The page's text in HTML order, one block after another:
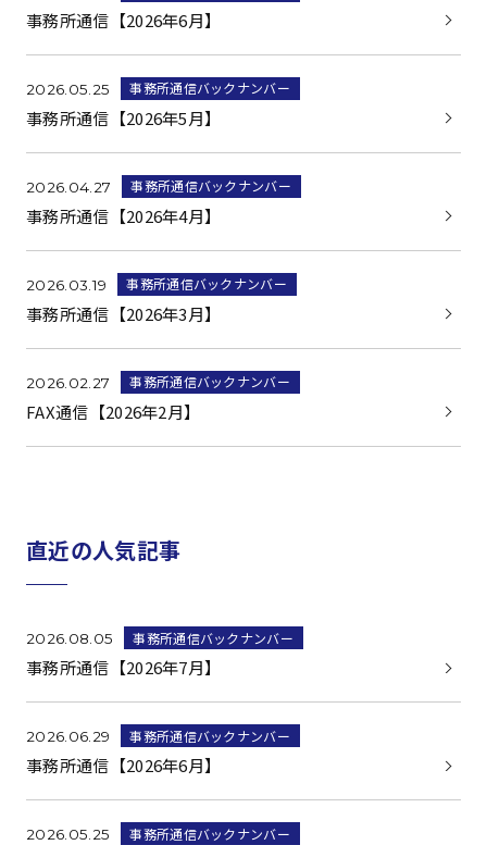
事務所通信【2026年6月】
2026.05.25 事務所通信バックナンバー
事務所通信【2026年5月】
2026.04.27 事務所通信バックナンバー
事務所通信【2026年4月】
2026.03.19 事務所通信バックナンバー
事務所通信【2026年3月】
2026.02.27 事務所通信バックナンバー
FAX通信【2026年2月】
直近の人気記事
2026.08.05 事務所通信バックナンバー
事務所通信【2026年7月】
2026.06.29 事務所通信バックナンバー
事務所通信【2026年6月】
2026.05.25 事務所通信バックナンバー